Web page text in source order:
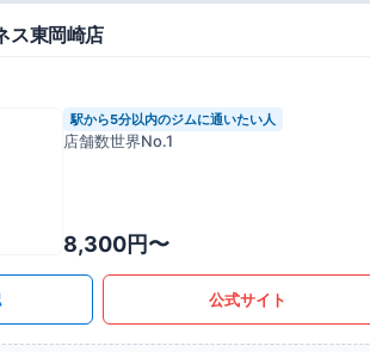
ス東岡崎店
駅から5分以内のジムに通いたい人
店舗数世界No.1
8,300円〜
公式サイト